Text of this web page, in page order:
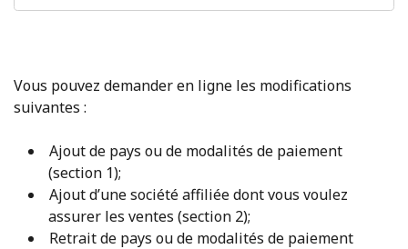
Vous pouvez demander en ligne les modifications
suivantes :
Ajout de pays ou de modalités de paiement
(section 1);
Ajout d’une société affiliée dont vous voulez
assurer les ventes (section 2);
Retrait de pays ou de modalités de paiement